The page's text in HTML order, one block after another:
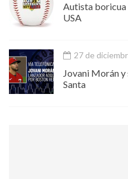
Autista boricua
USA
27 de
Jovani Morán y
Santa